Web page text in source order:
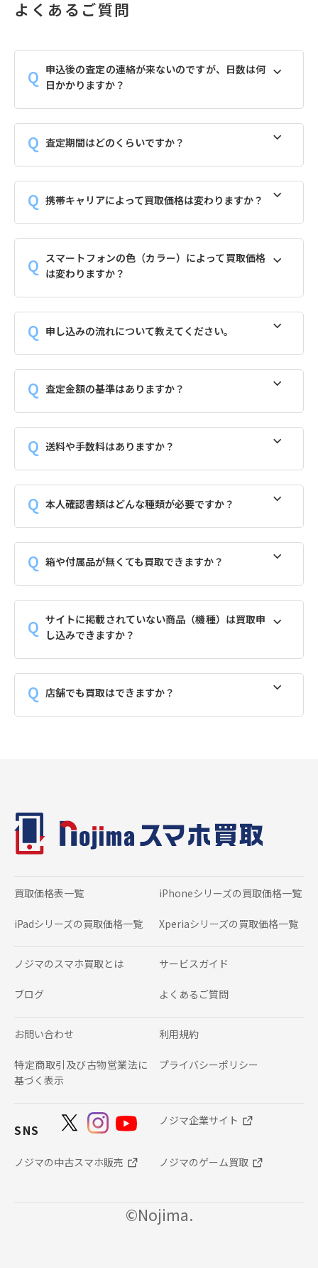
よくあるご質問
申込後の査定の連絡が来ないのですが、日数は何
日かかりますか？
査定期間はどのくらいですか？
携帯キャリアによって買取価格は変わりますか？
スマートフォンの色（カラー）によって買取価格
は変わりますか？
申し込みの流れについて教えてください。
査定金額の基準はありますか？
送料や手数料はありますか？
本人確認書類はどんな種類が必要ですか？
箱や付属品が無くても買取できますか？
サイトに掲載されていない商品（機種）は買取申
し込みできますか？
店舗でも買取はできますか？
買取価格表一覧 iPhoneシリーズの 買取価格一覧
iPadシリーズの 買取価格一覧 Xperiaシリーズの 買取価格一覧
ノジマのスマホ買取とは サービスガイド
ブログ よくあるご質問
お問い合わせ 利用規約
特定商取引及び古物営業法に
基づく表示
プライバシーポリシー
SNS
ノジマ企業サイト
ノジマの中古スマホ販売 ノジマのゲーム買取
©Nojima.